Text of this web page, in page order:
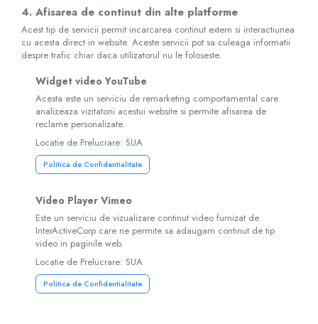
4. Afisarea de continut din alte platforme
Acest tip de servicii permit incarcarea continut extern si interactiunea
cu acesta direct in website. Aceste servicii pot sa culeaga informatii
despre trafic chiar daca utilizatorul nu le foloseste.
Widget video YouTube
Acesta este un serviciu de remarketing comportamental care
analizeaza vizitatorii acestui website si permite afisarea de
reclame personalizate.
Locatie de Prelucrare: SUA
Politica de Confidentialitate
Video Player Vimeo
Este un serviciu de vizualizare continut video furnizat de
InterActiveCorp care ne permite sa adaugam continut de tip
video in paginile web.
Locatie de Prelucrare: SUA
Politica de Confidentialitate